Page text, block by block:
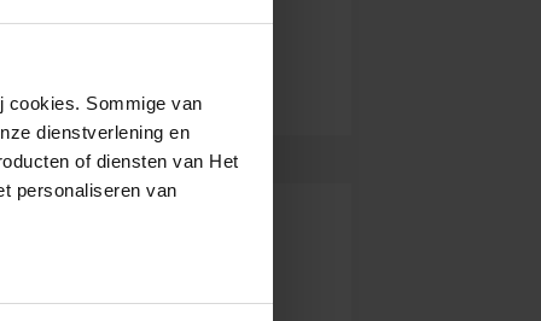
cookies. Sommige van
dienstverlening en
of diensten van Het
personaliseren van